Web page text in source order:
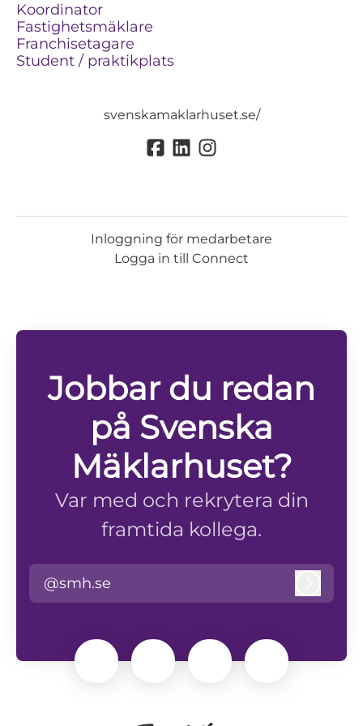
Koordinator
Fastighetsmäklare
Franchisetagare
Student / praktikplats
svenskamaklarhuset.se/
Inloggning för medarbetare
Logga in till Connect
Jobbar du redan
på Svenska
Mäklarhuset?
Var med och rekrytera din
framtida kollega.
@smh.se